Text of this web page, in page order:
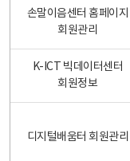
손말이음센터 홈페이지
회원관리
K-ICT 빅데이터센터
회원정보
디지털배움터 회원관리